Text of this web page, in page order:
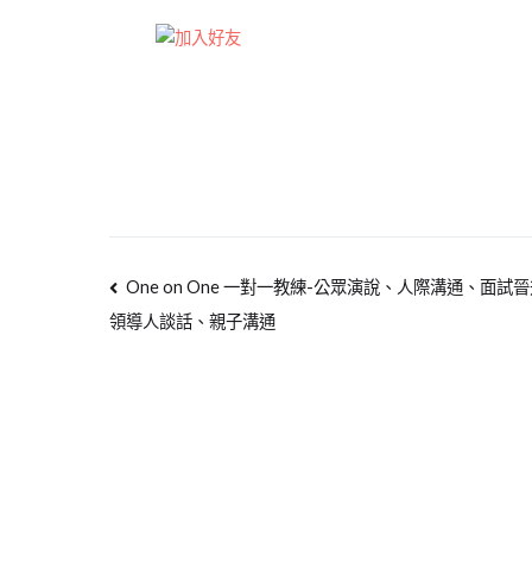
One on One 一對一教練-公眾演說、人際溝通、面試
領導人談話、親子溝通